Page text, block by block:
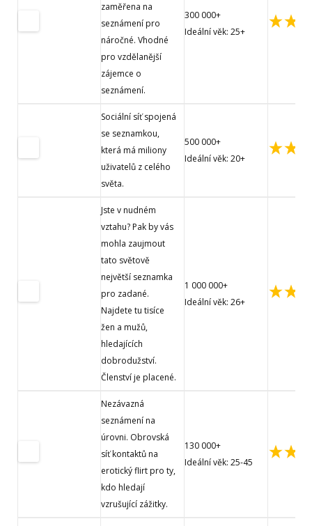
zaměřena na
seznámení pro
náročné. Vhodné
pro vzdělanější
zájemce o
seznámení.
300 000+
Ideální věk: 25+
Sociální síť spojená
se seznamkou,
která má miliony
uživatelů z celého
světa.
500 000+
Ideální věk: 20+
Jste v nudném
vztahu? Pak by vás
mohla zaujmout
tato světově
největší seznamka
pro zadané.
Najdete tu tisíce
žen a mužů,
hledajících
dobrodužství.
Členství je placené.
1 000 000+
Ideální věk: 26+
Nezávazná
seznámení na
úrovni. Obrovská
síť kontaktů na
erotický flirt pro ty,
kdo hledají
vzrušující zážitky.
130 000+
Ideální věk: 25-45